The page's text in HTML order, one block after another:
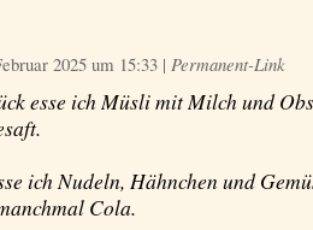
2025 um 15:33 | Permanent-Link
esse ich Müsli mit Milch und
ich Nudeln, Hähnchen und
Cola.